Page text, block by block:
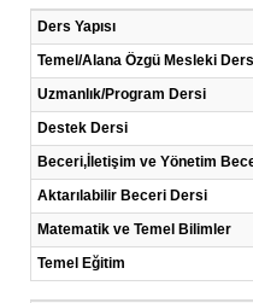
Ders Yapısı
Temel/Alana Özgü Mesleki
Uzmanlık/Program Dersi
Destek Dersi
Beceri,İletişim ve Yönetim
Aktarılabilir Beceri Dersi
Matematik ve Temel Bilimler
Temel Eğitim